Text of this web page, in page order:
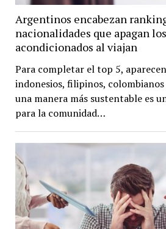
Argentinos encabezan
nacionalidades que apagan
acondicionados al viajan
Para completar el top 5,
indonesios, filipinos,
una manera más sustentable es
para la comunidad…